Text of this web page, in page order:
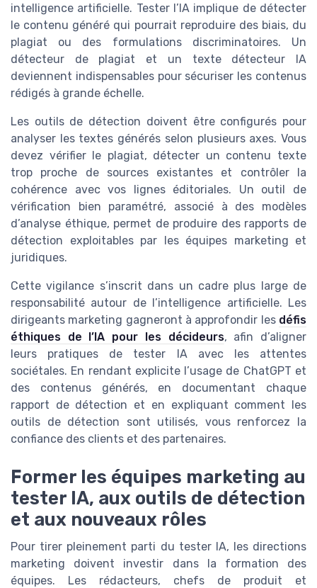
intelligence artificielle. Tester l’IA implique de détecter
le contenu généré qui pourrait reproduire des biais, du
plagiat ou des formulations discriminatoires. Un
détecteur de plagiat et un texte détecteur IA
deviennent indispensables pour sécuriser les contenus
rédigés à grande échelle.
Les outils de détection doivent être configurés pour
analyser les textes générés selon plusieurs axes. Vous
devez vérifier le plagiat, détecter un contenu texte
trop proche de sources existantes et contrôler la
cohérence avec vos lignes éditoriales. Un outil de
vérification bien paramétré, associé à des modèles
d’analyse éthique, permet de produire des rapports de
détection exploitables par les équipes marketing et
juridiques.
Cette vigilance s’inscrit dans un cadre plus large de
responsabilité autour de l’intelligence artificielle. Les
dirigeants marketing gagneront à approfondir les défis
éthiques de l’IA pour les décideurs, afin d’aligner
leurs pratiques de tester IA avec les attentes
sociétales. En rendant explicite l’usage de ChatGPT et
des contenus générés, en documentant chaque
rapport de détection et en expliquant comment les
outils de détection sont utilisés, vous renforcez la
confiance des clients et des partenaires.
Former les équipes marketing au
tester IA, aux outils de détection
et aux nouveaux rôles
Pour tirer pleinement parti du tester IA, les directions
marketing doivent investir dans la formation des
équipes. Les rédacteurs, chefs de produit et